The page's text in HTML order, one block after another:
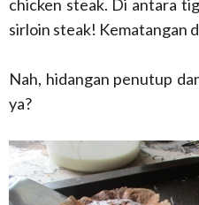
chicken steak. Di antara
sirloin steak! Kematangan
Nah, hidangan penutup
ya?